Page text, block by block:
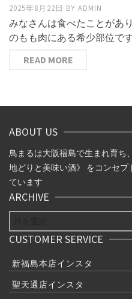
2025年8月22日 BY ADMIN
みなさんは食べたことがあ
のもも肉にある希少部位で
READ MORE
ABOUT US
鳥まるは大阪福島で生まれ育ち
地どりと美味い酒》 をコンセ
ています
ARCHIVE
CUSTOMER SERVICE
新福島本店インスタ
聖天通店インスタ